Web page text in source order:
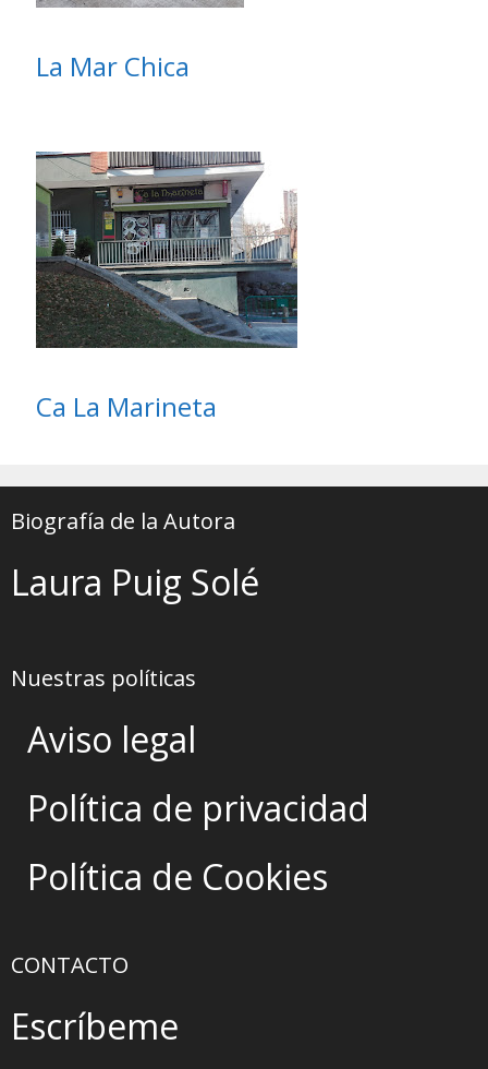
La Mar Chica
Ca La Marineta
Biografía de la Autora
Laura Puig Solé
Nuestras políticas
Aviso legal
Política de privacidad
Política de Cookies
CONTACTO
Escríbeme